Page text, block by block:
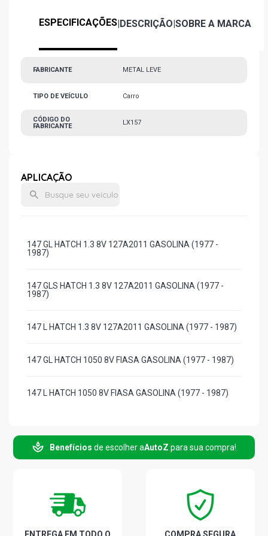
ESPECIFICAÇÕES|DESCRIÇÃO|SOBRE A MARCA
FABRICANTE METAL LEVE
TIPO DE VEÍCULO Carro
CÓDIGO DO
FABRICANTE
LX157
APLICAÇÃO
147 GL HATCH 1.3 8V 127A2011 GASOLINA (1977 -
1987)
147 GLS HATCH 1.3 8V 127A2011 GASOLINA (1977 -
1987)
147 L HATCH 1.3 8V 127A2011 GASOLINA (1977 - 1987)
147 GL HATCH 1050 8V FIASA GASOLINA (1977 - 1987)
147 L HATCH 1050 8V FIASA GASOLINA (1977 - 1987)
1988)
FIORINO STD PICKUP 1.3 8V 127A2011 GASOLINA (1981
- 1987)
Benefícios de escolher aAutoZ para sua compra!